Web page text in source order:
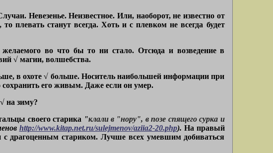
Невезенье. Неизвестное. Или, наоборот, не известно от
плевать станут всегда. Хоть и с плевком не всегда будет
во что бы то ни стало. Отсюда и возведение в
√ магии, волшебства.
в охоте √ больше. Носитель наибольшей информации при
его живым. Даже если он умер.
на зиму?
своего старика "клали в "нору", в позе спящего сурка и
http://www.kitap.net.ru/sulejmenov/aziia2-20.php). На правый
драгоценным стариком. Лучше всех умевшим добиваться